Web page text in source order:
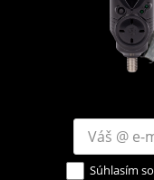
Súhlasím so